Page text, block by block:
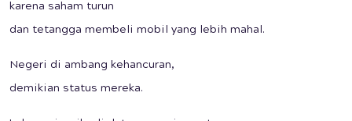
karena saham turun
dan tetangga membeli mobil yang lebih mahal.
Negeri di ambang kehancuran,
demikian status mereka.